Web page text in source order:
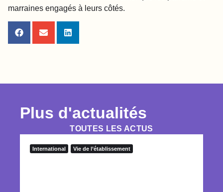
marraines engagés à leurs côtés.
Plus d'actualités
TOUTES LES ACTUS
International Vie de l’établissement